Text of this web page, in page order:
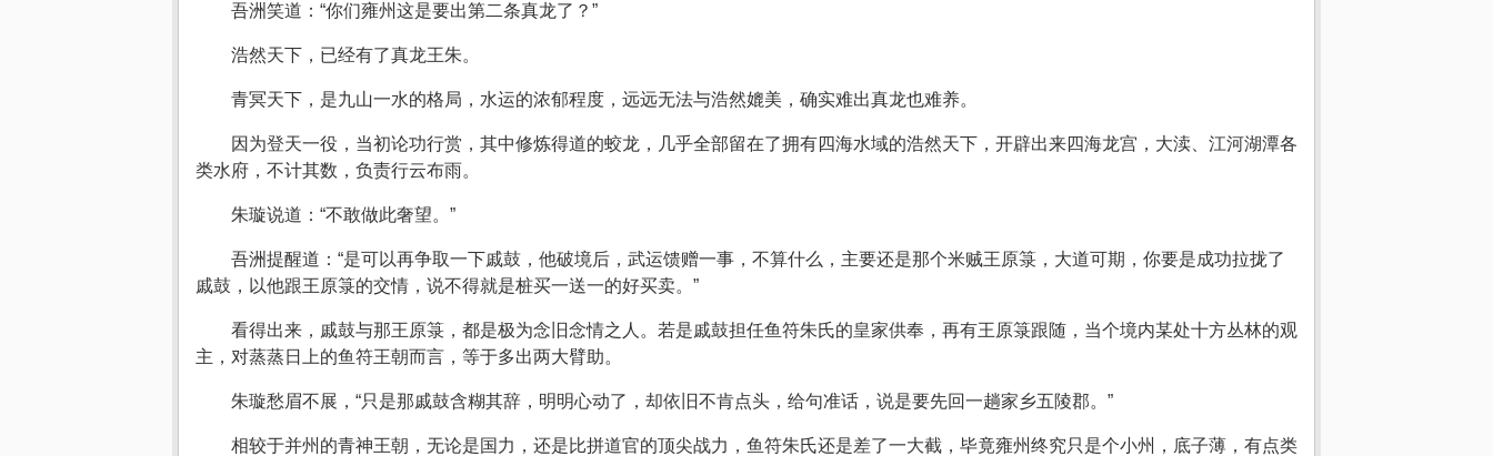
吾洲笑道：“你们雍州这是要出第二条真龙了？”
浩然天下，已经有了真龙王朱。
青冥天下，是九山一水的格局，水运的浓郁程度，远远无法与浩然媲美，确实难出真龙也难养。
因为登天一役，当初论功行赏，其中修炼得道的蛟龙，几乎全部留在了拥有四海水域的浩然天下，开辟出来四海龙宫，大渎、江河湖潭各
类水府，不计其数，负责行云布雨。
朱璇说道：“不敢做此奢望。”
吾洲提醒道：“是可以再争取一下戚鼓，他破境后，武运馈赠一事，不算什么，主要还是那个米贼王原箓，大道可期，你要是成功拉拢了
戚鼓，以他跟王原箓的交情，说不得就是桩买一送一的好买卖。”
看得出来，戚鼓与那王原箓，都是极为念旧念情之人。若是戚鼓担任鱼符朱氏的皇家供奉，再有王原箓跟随，当个境内某处十方丛林的观
主，对蒸蒸日上的鱼符王朝而言，等于多出两大臂助。
朱璇愁眉不展，“只是那戚鼓含糊其辞，明明心动了，却依旧不肯点头，给句准话，说是要先回一趟家乡五陵郡。”
相较于并州的青神王朝，无论是国力，还是比拼道官的顶尖战力，鱼符朱氏还是差了一大截，毕竟雍州终究只是个小州，底子薄，有点类